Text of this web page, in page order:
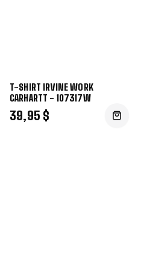
T-SHIRT IRVINE WORK
CARHARTT - 107317W
39,95 $